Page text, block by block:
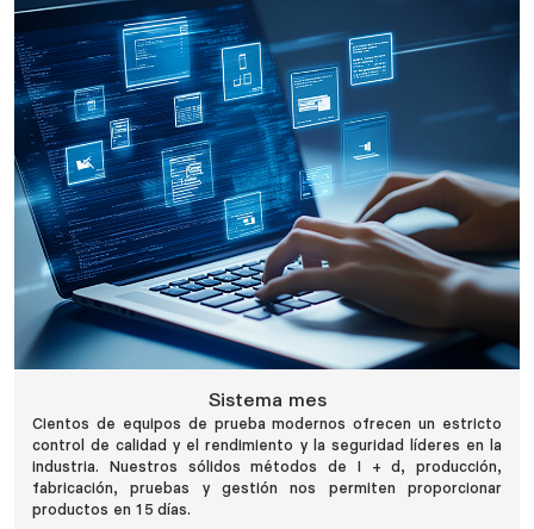
Sistema mes
Cientos de equipos de prueba modernos ofrecen un estricto
control de calidad y el rendimiento y la seguridad líderes en la
industria. Nuestros sólidos métodos de I + d, producción,
fabricación, pruebas y gestión nos permiten proporcionar
productos en 15 días.